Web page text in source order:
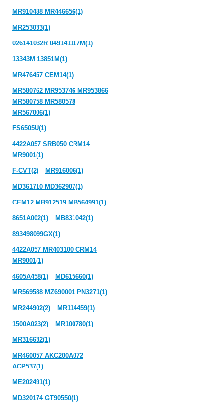
MR910488 MR446656(1)
MR253033(1)
026141032R 049141117M(1)
13343M 13851M(1)
MR476457 CEM14(1)
MR580762 MR953746 MR953866
MR580758 MR580578
MR567006(1)
FS6505U(1)
4422A057 SRB050 CRM14
MR9001(1)
F-CVT(2) MR916006(1)
MD361710 MD362907(1)
CEM12 MB912519 MB564991(1)
8651A002(1) MB831042(1)
893498099GX(1)
4422A057 MR403100 CRM14
MR9001(1)
4605A458(1) MD615660(1)
MR569588 MZ690001 PN3271(1)
MR244902(2) MR114459(1)
1500A023(2) MR100780(1)
MR316632(1)
MR460057 AKC200A072
ACP537(1)
ME202491(1)
MD320174 GT90550(1)